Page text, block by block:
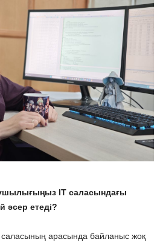
IT саласындағы
әсер етеді?
арасында байланыс жоқ